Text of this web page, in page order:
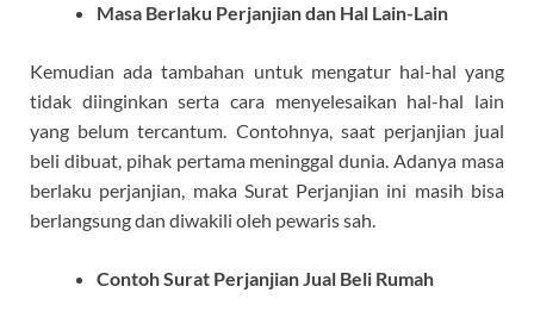
Masa Berlaku Perjanjian dan Hal Lain-Lain
Kemudian ada tambahan untuk mengatur hal-hal yang
tidak diinginkan serta cara menyelesaikan hal-hal lain
yang belum tercantum. Contohnya, saat perjanjian jual
beli dibuat, pihak pertama meninggal dunia. Adanya masa
berlaku perjanjian, maka Surat Perjanjian ini masih bisa
berlangsung dan diwakili oleh pewaris sah.
Contoh Surat Perjanjian Jual Beli Rumah